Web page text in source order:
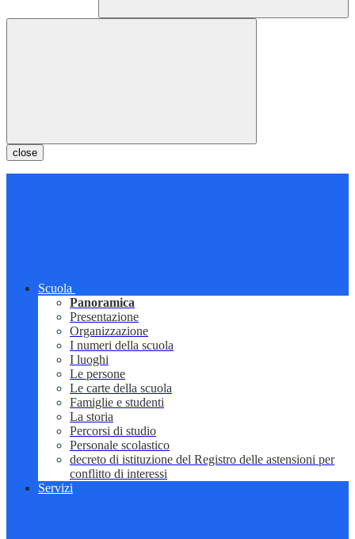
close
Scuola
Panoramica
Presentazione
Organizzazione
I numeri della scuola
I luoghi
Le persone
Le carte della scuola
Famiglie e studenti
La storia
Percorsi di studio
Personale scolastico
decreto di istituzione del Registro delle astensioni per
conflitto di interessi
Servizi